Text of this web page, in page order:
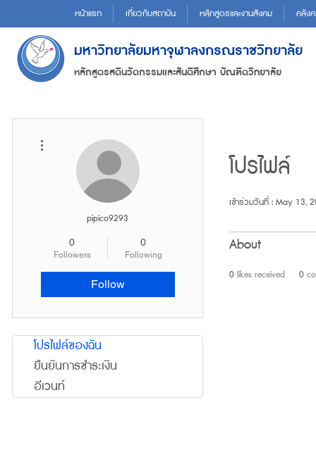
หน้าแรก เกี่ยวกับสถาบัน หลักสูตรและงานสังคม คลัง
มหาวิทยาลัยมหาจุฬาลงกรณราชวิทยาลัย
หลักสูตรสตินวัตกรรมและสันติศึกษา บัณฑิตวิทยาลัย
โปรไฟล์
เข้าร่วมวันที่ : May 13,
About
0 likes received 0
pipico9293
0
Followers
0
Following
Follow
โปรไฟล์ของฉัน
ยืนยันการชำระเงิน
อีเวนท์